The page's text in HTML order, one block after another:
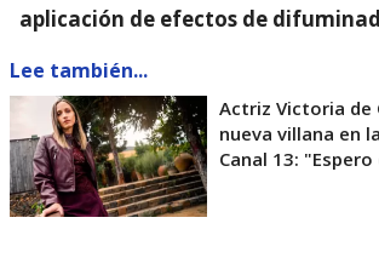
aplicación de efectos de
Lee también...
Actriz Victoria de
nueva villana en
Canal 13: